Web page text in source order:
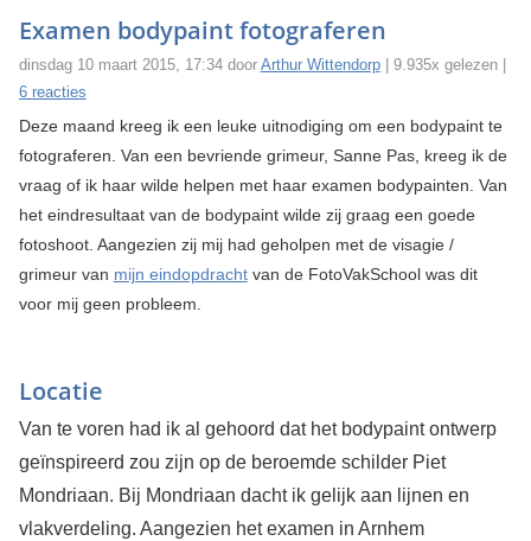
Examen bodypaint fotograferen
dinsdag 10 maart 2015, 17:34 door Arthur Wittendorp| 9.935x gelezen |
6 reacties
Deze maand kreeg ik een leuke uitnodiging om een bodypaint te
fotograferen. Van een bevriende grimeur, Sanne Pas, kreeg ik de
vraag of ik haar wilde helpen met haar examen bodypainten. Van
het eindresultaat van de bodypaint wilde zij graag een goede
fotoshoot. Aangezien zij mij had geholpen met de visagie /
grimeur van mijn eindopdrachtvan de FotoVakSchool was dit
voor mij geen probleem.
Locatie
Van te voren had ik al gehoord dat het bodypaint ontwerp
geïnspireerd zou zijn op de beroemde schilder Piet
Mondriaan. Bij Mondriaan dacht ik gelijk aan lijnen en
vlakverdeling. Aangezien het examen in Arnhem